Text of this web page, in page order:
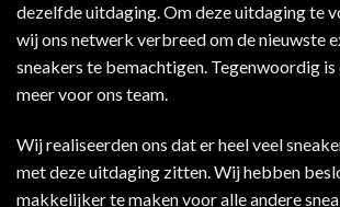
dezelfde uitdaging. Om deze uitdaging te
wij ons netwerk verbreed om de nieuwste
sneakers te bemachtigen. Tegenwoordig
meer voor ons team.
Wij realiseerden ons dat er heel veel
met deze uitdaging zitten. Wij hebben
makkelijker te maken voor alle andere